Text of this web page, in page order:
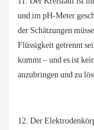
und im pH-Meter
der Schätzungen
Flüssigkeit getrennt
kommt – und es ist
anzubringen und zu
12. Der